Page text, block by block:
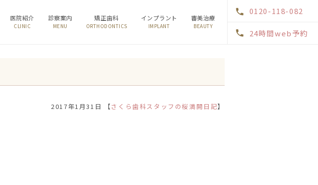
医院紹介
CLINIC
診察案内
MENU
矯正歯科
ORTHODONTICS
インプラント
IMPLANT
審美治療
BEAUTY
0120-118-082
24時間web予約
2017年1月31日 【さくら歯科スタッフの桜満開日記】